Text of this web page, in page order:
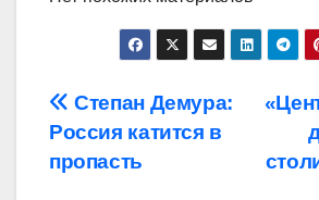
Навигация
по
Степан Демура:
Россия катится в
пропасть